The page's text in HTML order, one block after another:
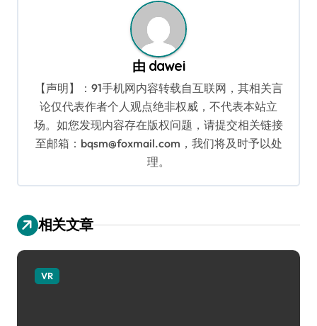
由 dawei
【声明】：91手机网内容转载自互联网，其相关言
论仅代表作者个人观点绝非权威，不代表本站立
场。如您发现内容存在版权问题，请提交相关链接
至邮箱：bqsm@foxmail.com，我们将及时予以处
理。
相关文章
VR